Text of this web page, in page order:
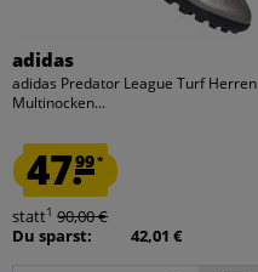
adidas
adidas Predator League Turf Herren
Multinocken...
47.99*
statt1 90,00 €
Du sparst:
42,01 €